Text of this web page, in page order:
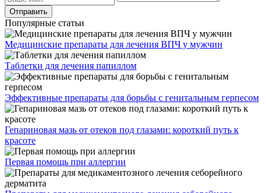
Популярные статьи
Медицинские препараты для лечения ВПЧ у мужчин
Таблетки для лечения папиллом
Эффективные препараты для борьбы с генитальным герпесом
Гепариновая мазь от отеков под глазами: короткий путь к
красоте
Первая помощь при аллергии